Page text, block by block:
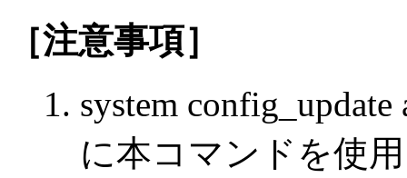
［注意事項］
system
に本コマンドを使